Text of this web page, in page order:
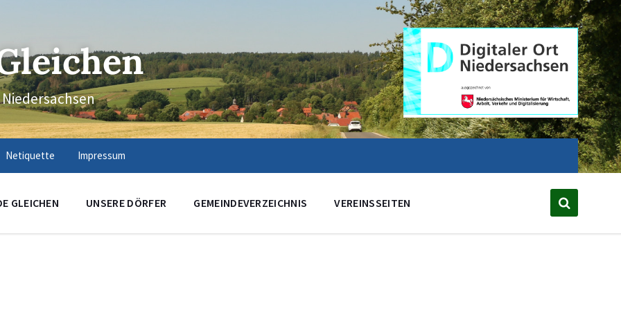
Netiquette Impressum
GLEICHEN UNSERE DÖRFER GEMEINDEVERZEICHNIS VEREINSSEITEN